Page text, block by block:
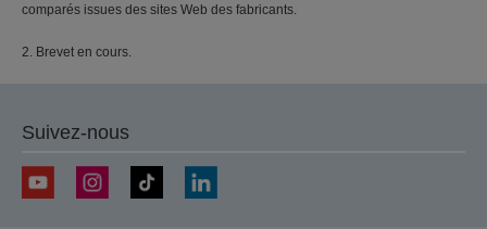
comparés issues des sites Web des fabricants.
2. Brevet en cours.
Suivez-nous